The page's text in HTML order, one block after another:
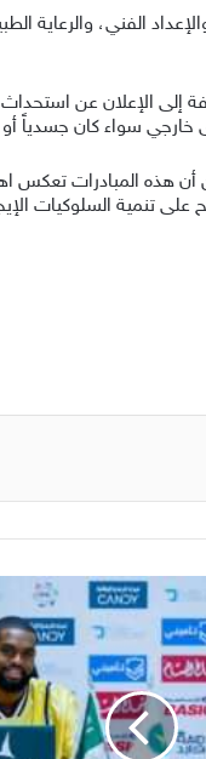
الفني، والرعاية
إلى الإعلان عن
خارجي سواء كان جسدياً أو
أن هذه المبادرات تعكس
تنمية السلوكيات